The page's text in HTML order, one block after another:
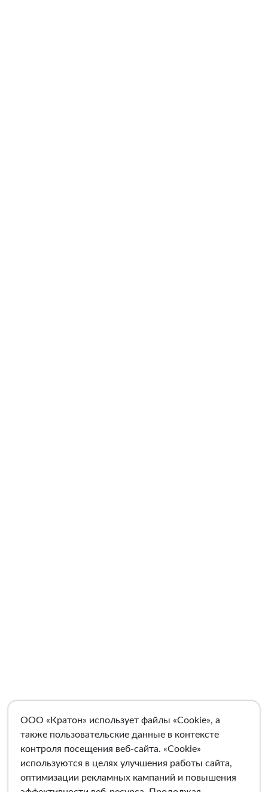
ООО «Кратон» использует файлы «Cookie», а
также пользовательские данные в контексте
контроля посещения веб-сайта. «Cookie»
используются в целях улучшения работы сайта,
оптимизации рекламных кампаний и повышения